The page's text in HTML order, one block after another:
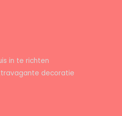
in te richten
decoratie